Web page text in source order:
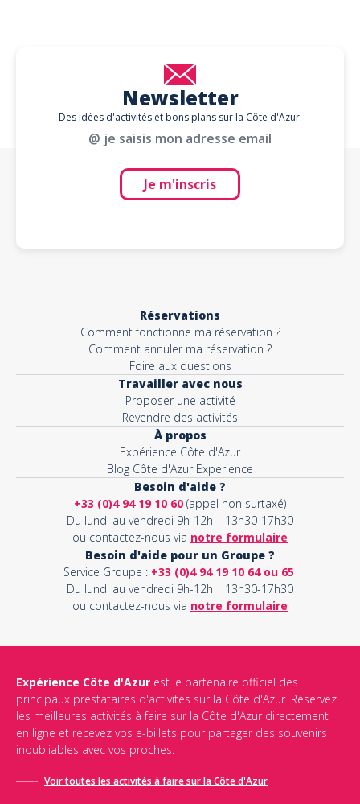
Newsletter
Des idées d'activités et bons plans sur la Côte d'Azur.
@ je saisis mon adresse email
Je m'inscris
Réservations
Comment fonctionne ma réservation ?
Comment annuler ma réservation ?
Foire aux questions
Travailler avec nous
Proposer une activité
Revendre des activités
À propos
Expérience Côte d'Azur
Blog Côte d'Azur Experience
Besoin d'aide ?
+33 (0)4 94 19 10 60 (appel non surtaxé)
Du lundi au vendredi 9h-12h | 13h30-17h30
ou contactez-nous via notre formulaire
Besoin d'aide pour un Groupe ?
Service Groupe : +33 (0)4 94 19 10 64 ou 65
Du lundi au vendredi 9h-12h | 13h30-17h30
ou contactez-nous via notre formulaire
Expérience Côte d'Azur est le partenaire officiel des
principaux prestataires d'activités sur la Côte d'Azur. Réservez
les meilleures activités à faire sur la Côte d'Azur directement
en ligne et recevez vos e-billets pour partager des souvenirs
inoubliables avec vos proches.
Voir toutes les activités à faire sur la Côte d'Azur